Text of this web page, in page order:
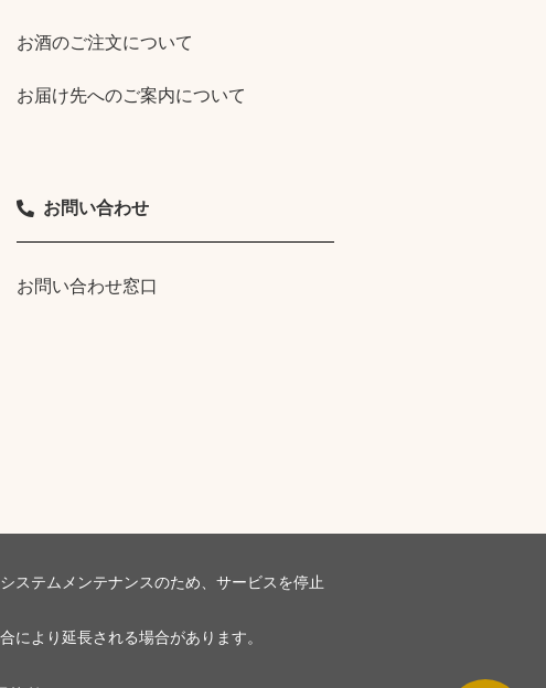
お酒のご注文について
お届け先へのご案内について
お問い合わせ
お問い合わせ窓口
ステムメンテナンスのため、サービスを停止
により延長される場合があります。